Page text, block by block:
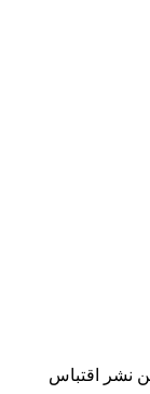
نشر اقتباس